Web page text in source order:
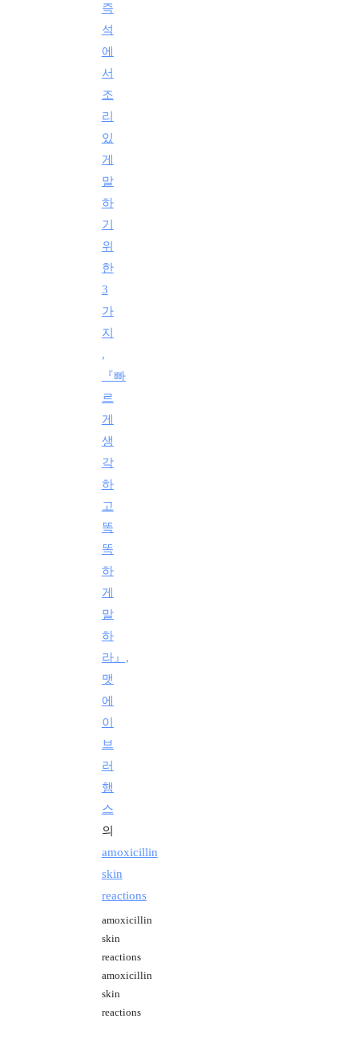
즉
석
에
서
조
리
있
게
말
하
기
위
한
3
가
지
,
『빠
르
게
생
각
하
고
똑
똑
하
게
말
하
라』,
맷
에
이
브
러
햄
스
의
amoxicillin
skin
reactions
amoxicillin
skin
reactions
amoxicillin
skin
reactions